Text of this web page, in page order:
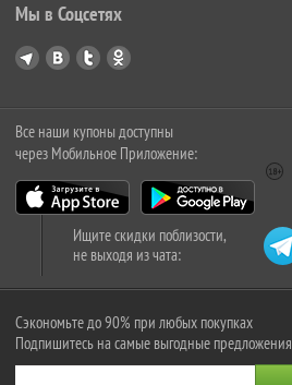
Мы в Соцсетях
Все наши купоны доступны
через Мобильное Приложение:
Ищите скидки поблизости,
не выходя из чата:
Сэкономьте до 90% при любых покупках
Подпишитесь на самые выгодные предложения